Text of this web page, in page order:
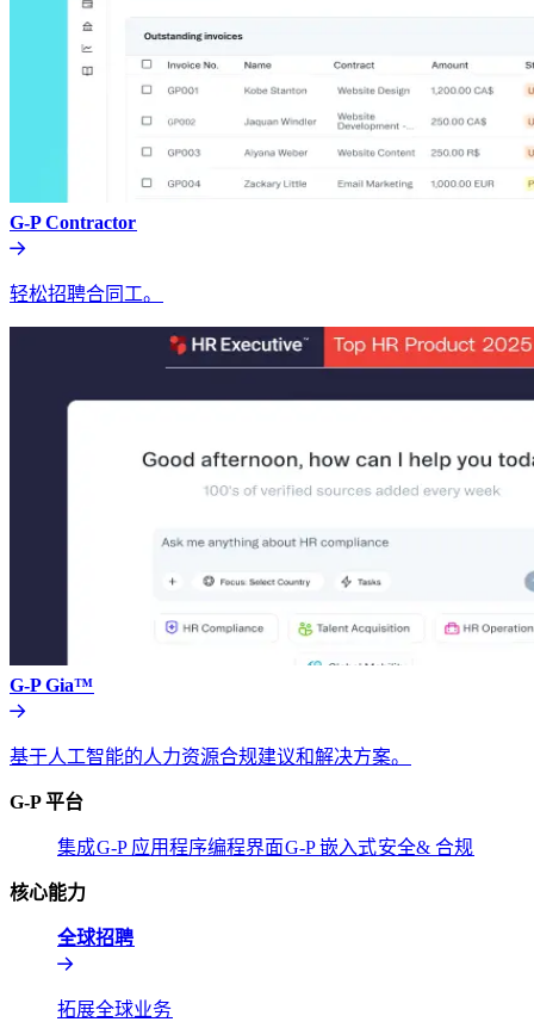
G-P Contractor​​
轻松招聘合同工。​​
G-P Gia™​​
基于人工智能的人力资源合规建议和解决方案。​​
G-P 平台​​
集成​​G-P 应用程序编程界面​​G-P 嵌入式​​安全& 合规​​
核心能力​​
全球招聘​​
拓展全球业务​​